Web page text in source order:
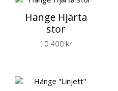
Hänge Hjärta
stor
10 400 kr